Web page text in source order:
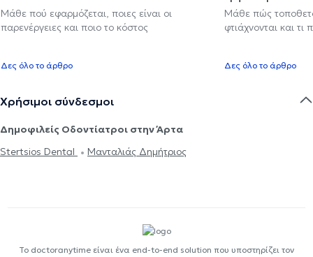
Μάθε πού εφαρμόζεται, ποιες είναι οι
παρενέργειες και ποιο το κόστος
Δες όλο το άρθρο
Μάθε πώς
φτιάχνονται και τι
Δες όλο το άρθρο
Χρήσιμοι σύνδεσμοι
Δημοφιλείς Οδοντίατροι στην Άρτα
Stertsios Dental
Μανταλιάς Δημήτριος
Το doctoranytime είναι ένα end-to-end solution που υποστηρίζει τον